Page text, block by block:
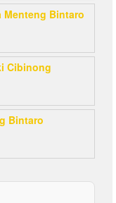
Menteng Bintaro
Cibinong
Bintaro